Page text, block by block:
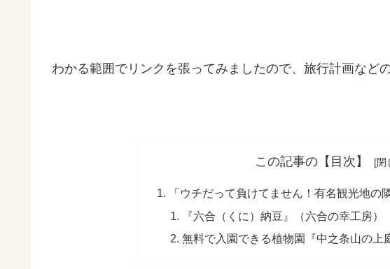
わかる範囲でリンクを張ってみましたので、旅行計画など
この記事の【目次】
「ウチだって負けてません！有名観光地の
『六合（くに）納豆』（六合の幸工房）
無料で入園できる植物園『中之条山の上